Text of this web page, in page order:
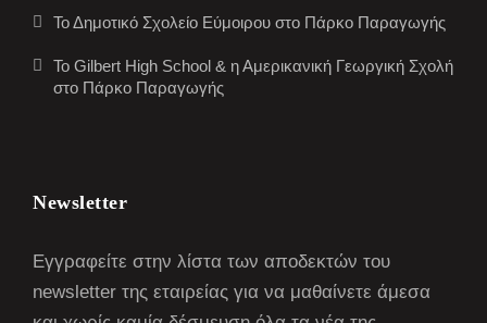
Το Δημοτικό Σχολείο Εύμοιρου στο Πάρκο Παραγωγής
Το Gilbert High School & η Αμερικανική Γεωργική Σχολή
στο Πάρκο Παραγωγής
Newsletter
Εγγραφείτε στην λίστα των αποδεκτών του
newsletter της εταιρείας για να μαθαίνετε άμεσα